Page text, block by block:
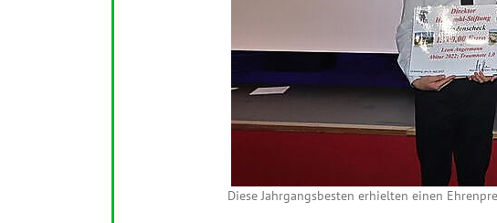
Diese Jahrgangsbesten erhielten einen